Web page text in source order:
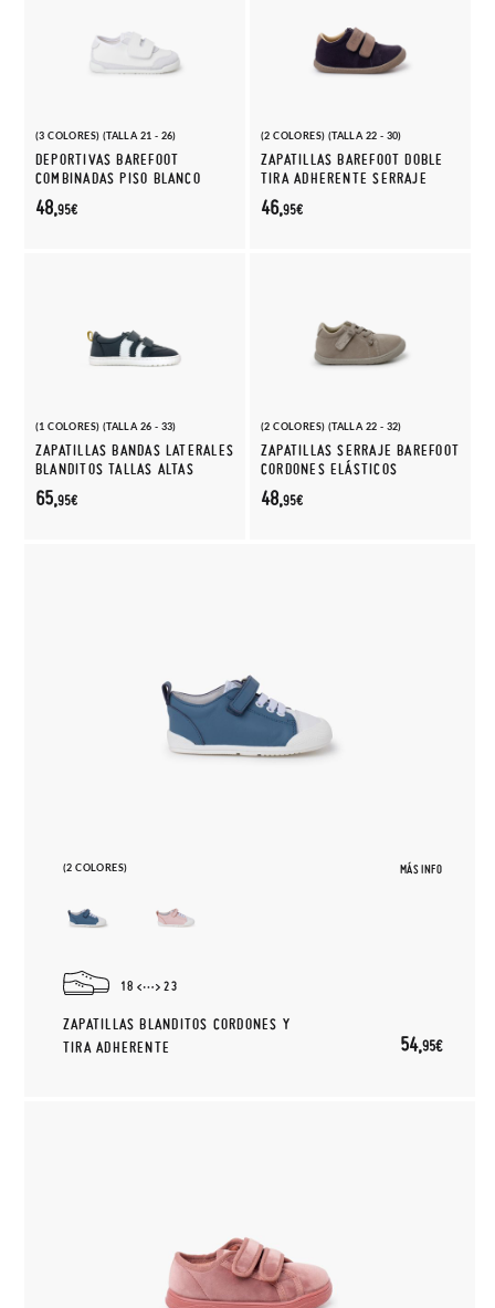
(3 COLORES) (TALLA 21 - 26)
DEPORTIVAS BAREFOOT
COMBINADAS PISO BLANCO
48,95€
(2 COLORES) (TALLA 22 - 30)
ZAPATILLAS BAREFOOT DOBLE
TIRA ADHERENTE SERRAJE
46,95€
(1 COLORES) (TALLA 26 - 33)
ZAPATILLAS BANDAS LATERALES
BLANDITOS TALLAS ALTAS
65,95€
(2 COLORES) (TALLA 22 - 32)
ZAPATILLAS SERRAJE BAREFOOT
CORDONES ELÁSTICOS
48,95€
(2 COLORES) MÁS INFO
18 23
ZAPATILLAS BLANDITOS CORDONES Y
TIRA ADHERENTE
54,95€